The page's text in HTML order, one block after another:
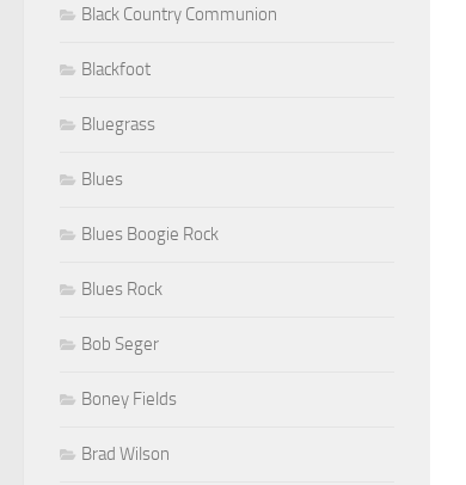
Black Country Communion
Blackfoot
Bluegrass
Blues
Blues Boogie Rock
Blues Rock
Bob Seger
Boney Fields
Brad Wilson